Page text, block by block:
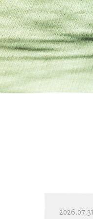
2026.07.31